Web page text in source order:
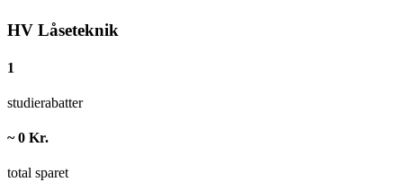
HV Låseteknik
1
studierabatter
~ 0 Kr.
total sparet